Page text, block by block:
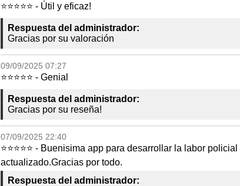
⭐⭐⭐⭐⭐ - Útil y eficaz!
Respuesta del administrador:
Gracias por su valoración
09/09/2025 07:27
⭐⭐⭐⭐⭐ - Genial
Respuesta del administrador:
Gracias por su reseña!
07/09/2025 22:40
⭐⭐⭐⭐⭐ - Buenisima app para desarrollar la labor
actualizado.Gracias por todo.
Respuesta del administrador: